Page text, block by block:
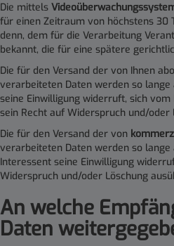
Die mittels
für einen Zeitraum von höchstens 30
denn, dem für die Verarbeitung
bekannt, die für eine spätere
Die für den Versand der von Ihnen
verarbeiteten Daten werden so
seine Einwilligung widerruft, sich
sein Recht auf Widerspruch und/oder
Die für den Versand der von
verarbeiteten Daten werden so
Interessent seine Einwilligung
Widerspruch und/oder Löschung
An welche
Daten